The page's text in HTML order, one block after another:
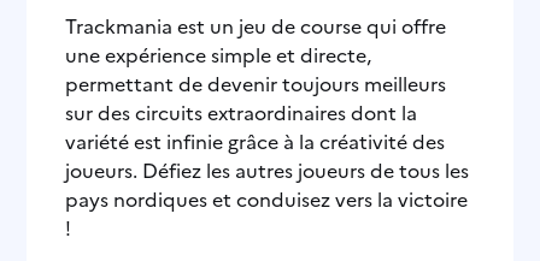
Trackmania est un jeu de course qui offre
une expérience simple et directe,
permettant de devenir toujours meilleurs
sur des circuits extraordinaires dont la
variété est infinie grâce à la créativité des
joueurs. Défiez les autres joueurs de tous les
pays nordiques et conduisez vers la victoire
!